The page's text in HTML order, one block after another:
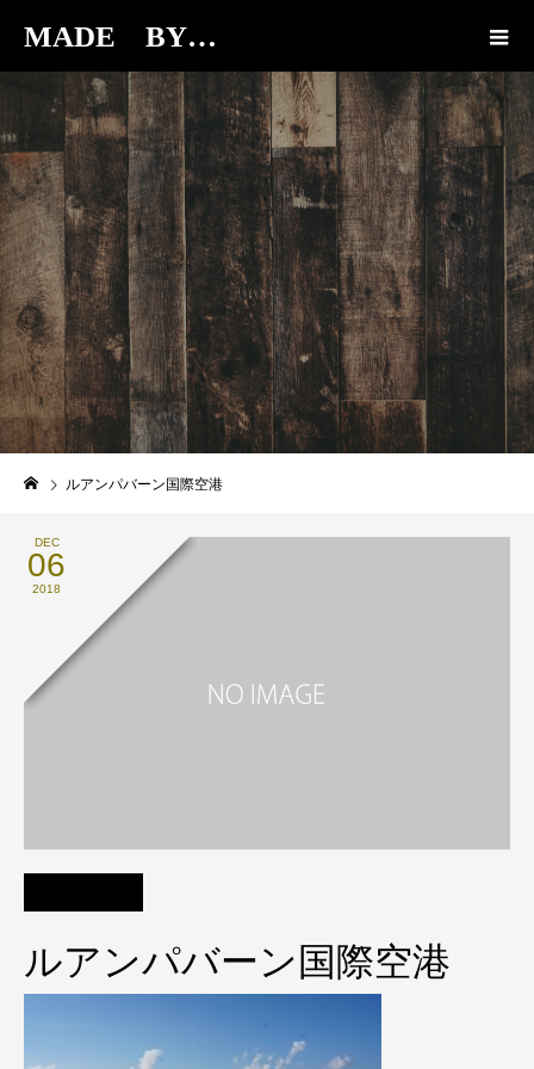
MADE BY…
ルアンパバーン国際空港
DEC
06
2018
ルアンパバーン国際空港